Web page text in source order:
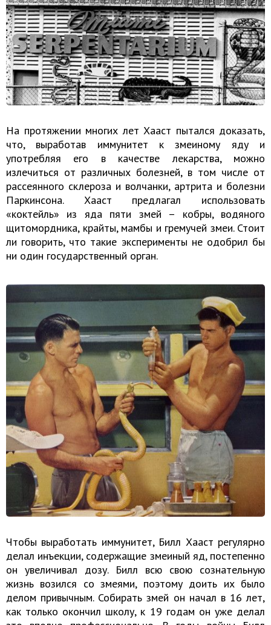
На протяжении многих лет Хааст пытался доказать,
что, выработав иммунитет к змеиному яду и
употребляя его в качестве лекарства, можно
излечиться от различных болезней, в том числе от
рассеянного склероза и волчанки, артрита и болезни
Паркинсона. Хааст предлагал использовать
«коктейль» из яда пяти змей – кобры, водяного
щитомордника, крайты, мамбы и гремучей змеи. Стоит
ли говорить, что такие эксперименты не одобрил бы
ни один государственный орган.
Чтобы выработать иммунитет, Билл Хааст регулярно
делал инъекции, содержащие змеиный яд, постепенно
он увеличивал дозу. Билл всю свою сознательную
жизнь возился со змеями, поэтому доить их было
делом привычным. Собирать змей он начал в 16 лет,
как только окончил школу, к 19 годам он уже делал